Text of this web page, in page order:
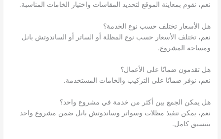
نعم، نقوم بمعاينة الموقع لتحديد المقاسات واختيار الخامات المناسبة.
هل الأسعار تختلف حسب نوع الخدمة؟
نعم، تختلف الأسعار حسب نوع المظلة أو الساتر أو الساندوتش بانل
ومساحة المشروع.
هل تقدمون ضمانًا على الأعمال؟
نعم، نوفر ضمانًا على التركيب والخامات المستخدمة.
هل يمكن الجمع بين أكثر من خدمة في مشروع واحد؟
نعم، يمكن تنفيذ مظلات وسواتر وساندوتش بانل ضمن مشروع واحد
بتنسيق كامل.